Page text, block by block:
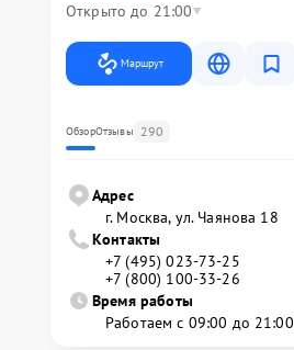
Открыто до 21:00
Маршрут
ОбзорОтзывы 290
Адрес
г. Москва, ул. Чаянова 18
Контакты
+7 (495) 023-73-25
+7 (800) 100-33-26
Время работы
Работаем с 09:00 до 21:00